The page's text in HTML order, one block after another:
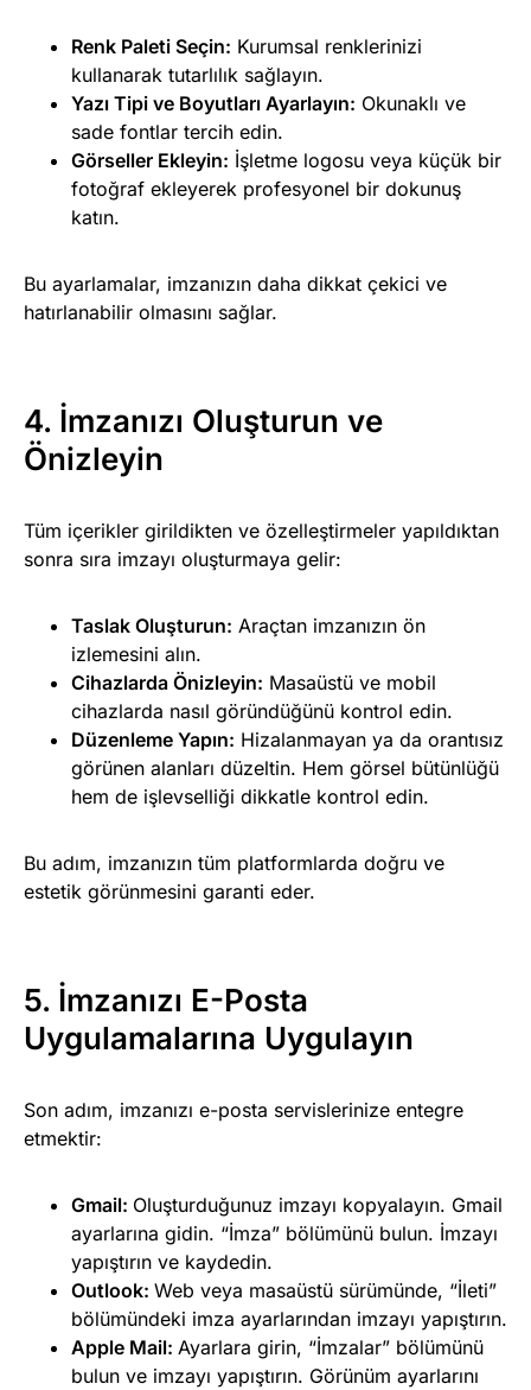
Renk Paleti Seçin: Kurumsal renklerinizi
kullanarak tutarlılık sağlayın.
Yazı Tipi ve Boyutları Ayarlayın: Okunaklı ve
sade fontlar tercih edin.
Görseller Ekleyin: İşletme logosu veya küçük bir
fotoğraf ekleyerek profesyonel bir dokunuş
katın.
Bu ayarlamalar, imzanızın daha dikkat çekici ve
hatırlanabilir olmasını sağlar.
4. İmzanızı Oluşturun ve
Önizleyin
Tüm içerikler girildikten ve özelleştirmeler yapıldıktan
sonra sıra imzayı oluşturmaya gelir:
Taslak Oluşturun: Araçtan imzanızın ön
izlemesini alın.
Cihazlarda Önizleyin: Masaüstü ve mobil
cihazlarda nasıl göründüğünü kontrol edin.
Düzenleme Yapın: Hizalanmayan ya da orantısız
görünen alanları düzeltin. Hem görsel bütünlüğü
hem de işlevselliği dikkatle kontrol edin.
Bu adım, imzanızın tüm platformlarda doğru ve
estetik görünmesini garanti eder.
5. İmzanızı E-Posta
Uygulamalarına Uygulayın
Son adım, imzanızı e-posta servislerinize entegre
etmektir:
Gmail: Oluşturduğunuz imzayı kopyalayın. Gmail
ayarlarına gidin. “İmza” bölümünü bulun. İmzayı
yapıştırın ve kaydedin.
Outlook: Web veya masaüstü sürümünde, “İleti”
bölümündeki imza ayarlarından imzayı yapıştırın.
Apple Mail: Ayarlara girin, “İmzalar” bölümünü
bulun ve imzayı yapıştırın. Görünüm ayarlarını